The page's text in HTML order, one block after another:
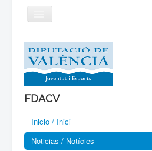
Cambiar
navegación
Aeromodelismo / Aeromodelisme
Ala Delta
Paracaidismo / Paracaigudisme
Parapente / Parapent
FDACV
Inicio / Inici
Noticias / Notícies